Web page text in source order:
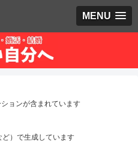
MENU
ョンが含まれています
）で生成しています